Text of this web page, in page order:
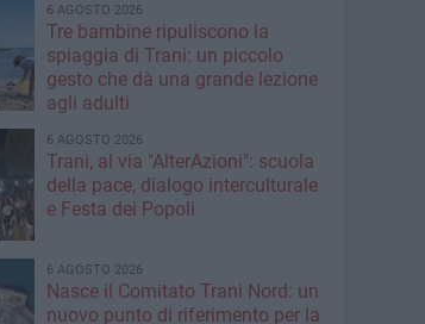
6 AGOSTO 2026
Tre bambine ripuliscono la
spiaggia di Trani: un piccolo
gesto che dà una grande lezione
agli adulti
6 AGOSTO 2026
Trani, al via "AlterAzioni": scuola
della pace, dialogo interculturale
e Festa dei Popoli
6 AGOSTO 2026
Nasce il Comitato Trani Nord: un
nuovo punto di riferimento per la